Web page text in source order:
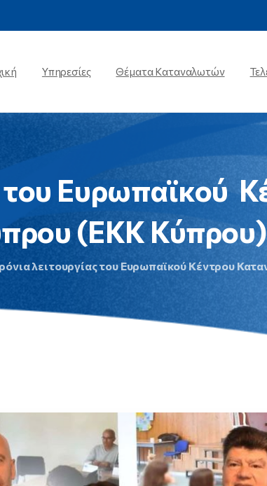
Υπηρεσίες Θέματα Καταναλωτών
του Ευρωπαϊκού
(ΕΚΚ Κύπρου)
λειτουργίας του Ευρωπαϊκού Κέντρου